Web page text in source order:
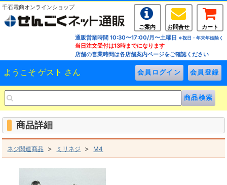
千石電商オンラインショップ
ご案内 お問合せ
カート
通販営業時間 10:30〜17:00/月〜土曜日 ※祝日・年末年始除く
当日注文受付は13時までになります
店舗の営業時間は各店舗案内ページをご確認ください
ようこそ ゲスト さん
商品詳細
ネジ関連商品 > ミリネジ > M4